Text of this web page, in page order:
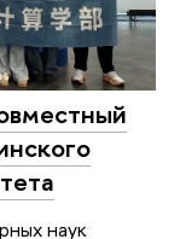
наук